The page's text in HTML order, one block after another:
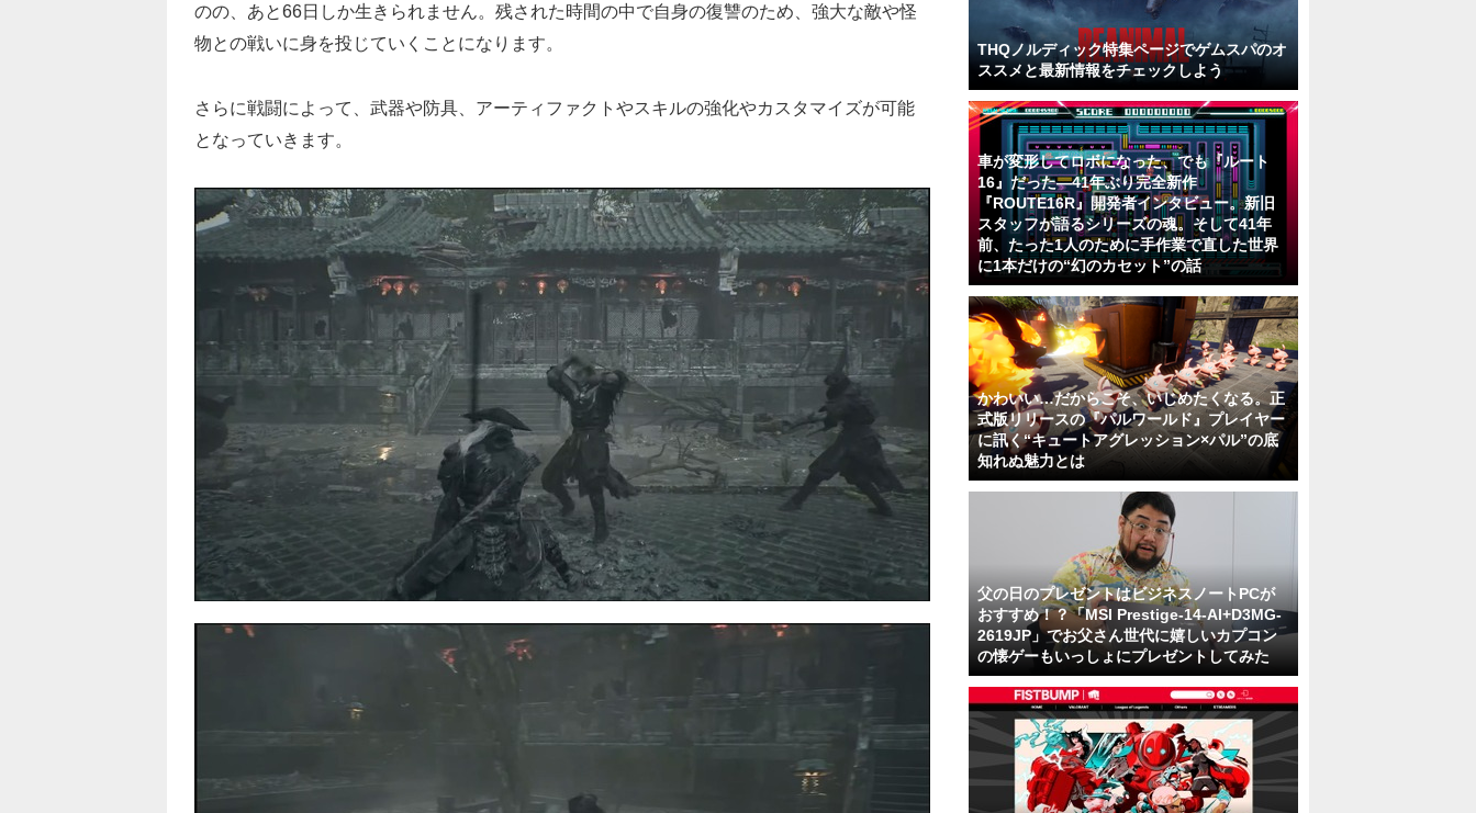
のの、あと66日しか生きられません。残された時間の中で自身の復讐のため、強大な敵や怪
物との戦いに身を投じていくことになります。
さらに戦闘によって、武器や防具、アーティファクトやスキルの強化やカスタマイズが可能
となっていきます。
THQノルディック特集ページでゲムスパのオ
ススメと最新情報をチェックしよう
車が変形してロボになった、でも『ルート
16』だった―41年ぶり完全新作
『ROUTE16R』開発者インタビュー。新旧
スタッフが語るシリーズの魂。そして41年
前、たった1人のために手作業で直した世界
に1本だけの“幻のカセット”の話
かわいい…だからこそ、いじめたくなる。正
式版リリースの『パルワールド』プレイヤー
に訊く“キュートアグレッション×パル”の底
知れぬ魅力とは
父の日のプレゼントはビジネスノートPCが
おすすめ！？「MSI Prestige-14-AI+D3MG-
2619JP」でお父さん世代に嬉しいカプコン
の懐ゲーもいっしょにプレゼントしてみた